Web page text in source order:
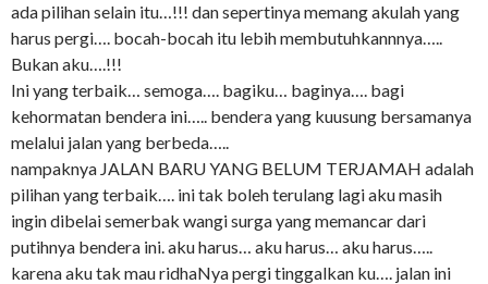
ada pilihan selain itu…!!! dan sepertinya memang akulah yang
harus pergi…. bocah-bocah itu lebih membutuhkannnya…..
Bukan aku….!!!
Ini yang terbaik… semoga…. bagiku… baginya…. bagi
kehormatan bendera ini….. bendera yang kuusung bersamanya
melalui jalan yang berbeda…..
nampaknya JALAN BARU YANG BELUM TERJAMAH adalah
pilihan yang terbaik…. ini tak boleh terulang lagi aku masih
ingin dibelai semerbak wangi surga yang memancar dari
putihnya bendera ini. aku harus… aku harus… aku harus…..
karena aku tak mau ridhaNya pergi tinggalkan ku…. jalan ini